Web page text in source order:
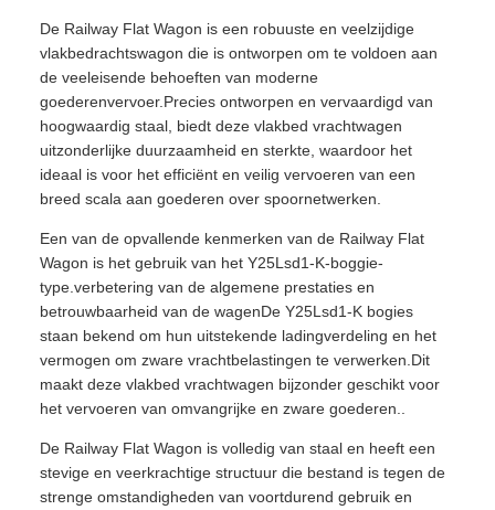
De Railway Flat Wagon is een robuuste en veelzijdige
vlakbedrachtswagon die is ontworpen om te voldoen aan
de veeleisende behoeften van moderne
goederenvervoer.Precies ontworpen en vervaardigd van
hoogwaardig staal, biedt deze vlakbed vrachtwagen
uitzonderlijke duurzaamheid en sterkte, waardoor het
ideaal is voor het efficiënt en veilig vervoeren van een
breed scala aan goederen over spoornetwerken.
Een van de opvallende kenmerken van de Railway Flat
Wagon is het gebruik van het Y25Lsd1-K-boggie-
type.verbetering van de algemene prestaties en
betrouwbaarheid van de wagenDe Y25Lsd1-K bogies
staan bekend om hun uitstekende ladingverdeling en het
vermogen om zware vrachtbelastingen te verwerken.Dit
maakt deze vlakbed vrachtwagen bijzonder geschikt voor
het vervoeren van omvangrijke en zware goederen..
De Railway Flat Wagon is volledig van staal en heeft een
stevige en veerkrachtige structuur die bestand is tegen de
strenge omstandigheden van voortdurend gebruik en